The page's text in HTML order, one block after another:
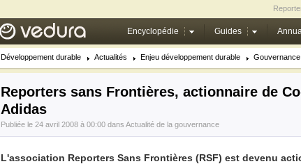
Encyclopédie Guides
Développement durable Actualités Enjeu développement durable Gouvernance
Reporters sans Frontières, actionnaire de
Adidas
Publiée le 24 avril 2008 à 00:00 dans Actualité de la gouvernance
L'association Reporters Sans Frontières (RSF) est devenu